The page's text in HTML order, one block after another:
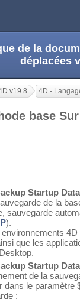
de la
déplacées
v19.8 4D -
base
Startup
de la
sauvegarde
).
environnements
que les
Startup
de la
dans le paramètre
: